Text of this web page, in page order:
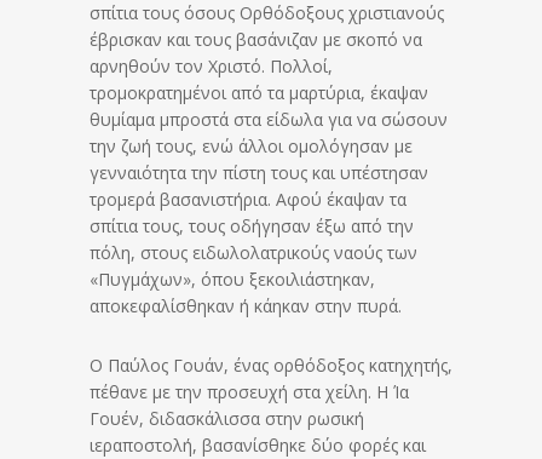
σπίτια τους όσους Ορθόδοξους χριστιανούς
έβρισκαν και τους βασάνιζαν με σκοπό να
αρνηθούν τον Χριστό. Πολλοί,
τρομοκρατημένοι από τα μαρτύρια, έκαψαν
θυμίαμα μπροστά στα είδωλα για να σώσουν
την ζωή τους, ενώ άλλοι ομολόγησαν με
γενναιότητα την πίστη τους και υπέστησαν
τρομερά βασανιστήρια. Αφού έκαψαν τα
σπίτια τους, τους οδήγησαν έξω από την
πόλη, στους ειδωλολατρικούς ναούς των
«Πυγμάχων», όπου ξεκοιλιάστηκαν,
αποκεφαλίσθηκαν ή κάηκαν στην πυρά.
Ο Παύλος Γουάν, ένας ορθόδοξος κατηχητής,
πέθανε με την προσευχή στα χείλη. Η Ία
Γουέν, διδασκάλισσα στην ρωσική
ιεραποστολή, βασανίσθηκε δύο φορές και